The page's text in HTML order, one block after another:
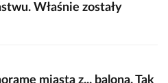
Właśnie zostały
miasta z... balona. Tak